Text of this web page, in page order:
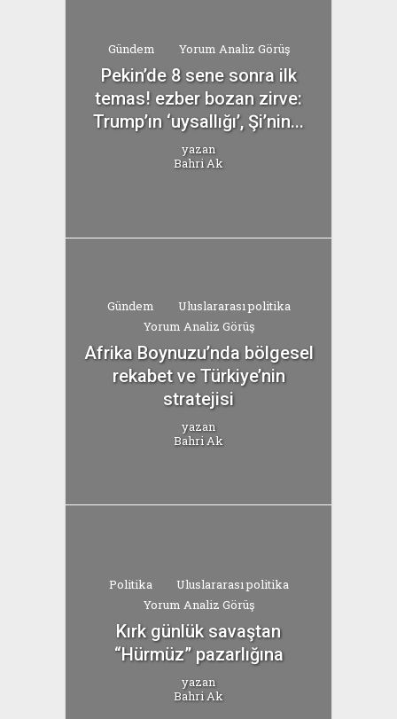
Gündem Yorum Analiz Görüş
Pekin’de 8 sene sonra ilk
temas! ezber bozan zirve:
Trump’ın ‘uysallığı’, Şi’nin...
yazan
Bahri Ak
Gündem
Uluslararası politika
Yorum Analiz Görüş
Afrika Boynuzu’nda bölgesel
rekabet ve Türkiye’nin
stratejisi
yazan
Bahri Ak
Politika
Uluslararası politika
Yorum Analiz Görüş
Kırk günlük savaştan
“Hürmüz” pazarlığına
yazan
Bahri Ak